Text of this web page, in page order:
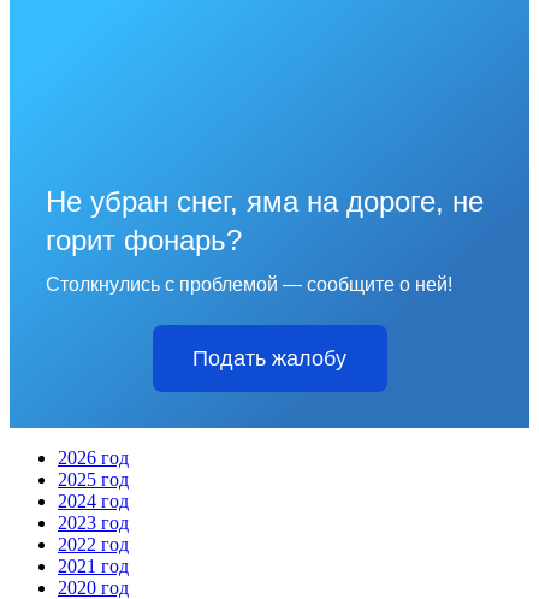
Не убран снег, яма на дороге, не
горит фонарь?
Столкнулись с проблемой — сообщите о ней!
Подать жалобу
2026 год
2025 год
2024 год
2023 год
2022 год
2021 год
2020 год